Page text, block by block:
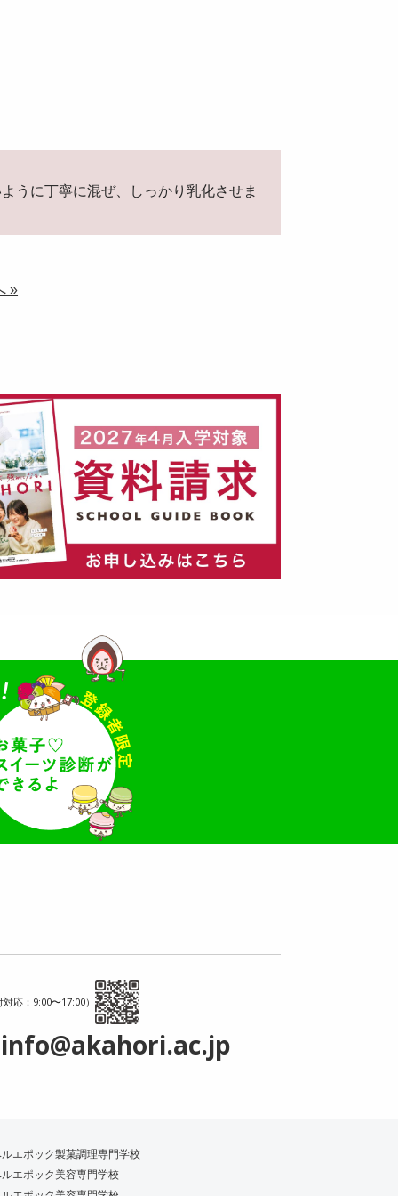
うに丁寧に混ぜ、しっかり乳化させま
»
対応：9:00〜17:00）
info@akahori.ac.jp
エポック製菓調理専門学校
エポック美容専門学校